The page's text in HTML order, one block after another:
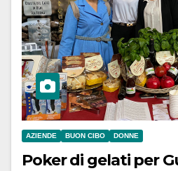
AZIENDE BUON CIBO DONNE
Poker di gelati per